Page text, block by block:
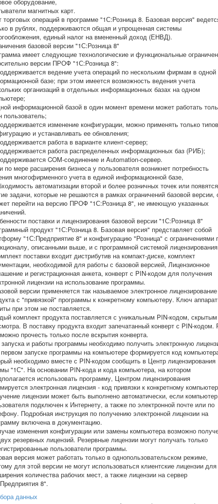
магнитных карт.
торговых операций в программе "1С:Розница 8. Базовая версия"
в рублях, поддерживаются общая и упрощенная системы
единый налог на вмененный доход (ЕНВД).
базовой версии "1С:Розница 8"
имеет следующие технологические и функциональные
версии ПРОФ "1С:Розница 8":
ведение учета операций по нескольким фирмам в одной
базе; при этом имеется возможность ведения учета
организаций в отдельных информационных базах на одном
информационной базой в один момент времени может работать
пользователь;
изменение конфигурации, можно применять только
и устанавливать ее обновления;
работа в варианте клиент-сервер;
работа распределенных информационных баз (РИБ);
COM-соединение и Automation-сервер.
по мере расширения бизнеса у пользователя возникнет потребность
многофирменного учета в единой информационной базе,
автоматизации второй и более розничных точек или появятся
задачи, которые не решаются в рамках ограничений базовой версии,
перейти на версию ПРОФ "1С:Розница 8", не имеющую указанных
поставки и лицензирования базовой версии "1С:Розница 8"
продукт "1С:Розница 8. Базовая версия" представляет собой
"1С:Предприятие 8" и конфигурацию "Розница" с ограничениями
описанными выше, и с программной системой
поставки входит дистрибутив на компакт-диске, комплект
необходимой для работы с базовой версией, Лицензионное
и регистрационная анкета, конверт с PIN-кодом для получения
лицензии на использование программы.
версии применяется так называемое электронное лицензирование
с "привязкой" программы к конкретному компьютеру. Ключ
при этом не поставляется.
комплект продукта поставляется с уникальным PIN-кодом,
В поставку продукта входит запечатанный конверт с PIN-кодом.
прочесть только после вскрытия конверта.
и работы программы необходимо получить электронную
запуске программы на компьютере формируется код
необходимо вместе с PIN-кодом сообщить в Центр лицензирования
"1С". На основании PIN-кода и кода компьютера, на котором
использовать программу, Центром лицензирования
электронная лицензия - код привязки к конкретному
лицензии может быть выполнено автоматически, если компьютер
подключен к Интернету, а также по электронной почте или по
Подробная инструкция по получению электронной лицензии на
включена в документацию.
изменения конфигурации или замены компьютера возможно
резервных лицензий. Резервные лицензии могут получать только
пользователи программы.
версия может работать только в однопользовательском режиме,
для этой версии не могут использоваться клиентские лицензии для
количества рабочих мест, а также лицензии на сервер
8".
данных